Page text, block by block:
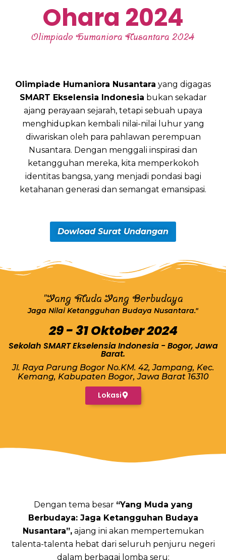
Ohara 2024
Olimpiade Humaniora Nusantara 2024
Olimpiade Humaniora Nusantara yang digagas
SMART Ekselensia Indonesia bukan sekadar
ajang perayaan sejarah, tetapi sebuah upaya
menghidupkan kembali nilai-nilai luhur yang
diwariskan oleh para pahlawan perempuan
Nusantara. Dengan menggali inspirasi dan
ketangguhan mereka, kita memperkokoh
identitas bangsa, yang menjadi pondasi bagi
ketahanan generasi dan semangat emansipasi.
Dowload Surat Undangan
"Yang Muda Yang Berbudaya
Jaga Nilai Ketangguhan Budaya Nusantara."
29 - 31 Oktober 2024
Sekolah SMART Ekselensia Indonesia - Bogor, Jawa
Barat.
Jl. Raya Parung Bogor No.KM. 42, Jampang, Kec.
Kemang, Kabupaten Bogor, Jawa Barat 16310
Lokasi
Dengan tema besar “Yang Muda yang
Berbudaya: Jaga Ketangguhan Budaya
Nusantara”,ajang ini akan mempertemukan
talenta-talenta hebat dari seluruh penjuru negeri
dalam berbagai lomba seru: